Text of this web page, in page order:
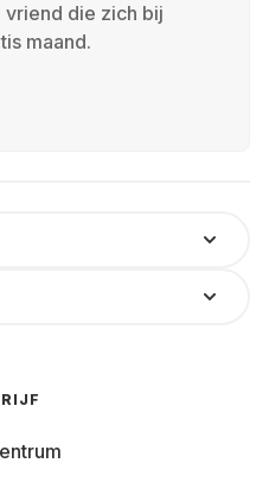
die zich bij
maand.